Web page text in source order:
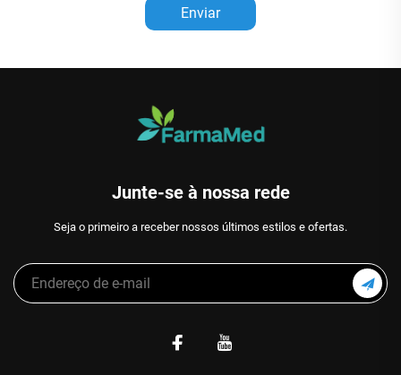
Enviar
Junte-se à nossa rede
Seja o primeiro a receber nossos últimos estilos e ofertas.